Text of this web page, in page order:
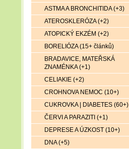
ASTMA A BRONCHITIDA (+3)
ATEROSKLERÓZA (+2)
ATOPICKÝ EKZÉM (+2)
BORELIÓZA (15+ článků)
BRADAVICE, MATEŘSKÁ
ZNAMÉNKA (+1)
CELIAKIE (+2)
CROHNOVA NEMOC (10+)
CUKROVKA | DIABETES (60+)
ČERVI A PARAZITI (+1)
DEPRESE A ÚZKOST (10+)
DNA (+5)